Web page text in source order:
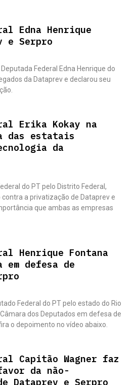
Edna Henrique
e Serpro
Federal Edna Henrique do
da Dataprev e declarou seu
Erika Kokay na
das estatais
da
do PT pelo Distrito Federal,
a privatização de Dataprev e
que ambas as empresas
Henrique Fontana
em defesa de
Federal do PT pelo estado do Rio
dos Deputados em defesa de
o depoimento no vídeo abaixo.
Capitão Wagner faz
da não-
Dataprev e Serpro